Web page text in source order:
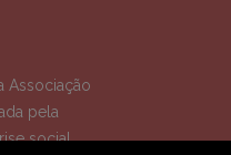
Associação
pela
social